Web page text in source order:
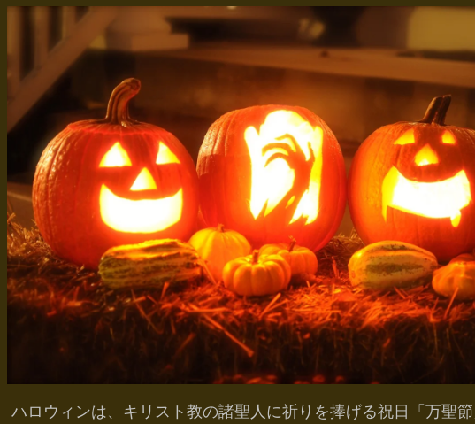
ハロウィンは、キリスト教の諸聖人に祈りを捧げる祝日「万聖節